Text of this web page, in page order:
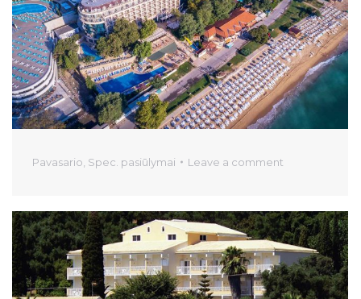
Pavasario Spec. pasiūlymai Leave a comment